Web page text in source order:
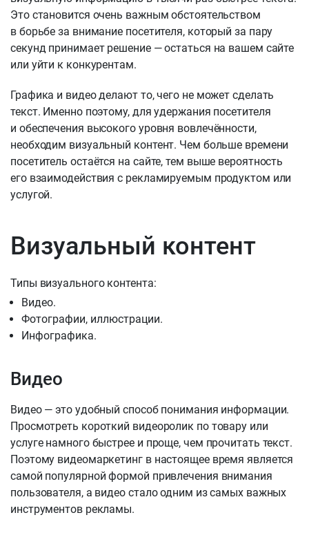
Это становится очень важным обстоятельством
в борьбе за внимание посетителя, который за пару
секунд принимает решение — остаться на вашем сайте
или уйти к конкурентам.
Графика и видео делают то, чего не может сделать
текст. Именно поэтому, для удержания посетителя
и обеспечения высокого уровня вовлечённости,
необходим визуальный контент. Чем больше времени
посетитель остаётся на сайте, тем выше вероятность
его взаимодействия с рекламируемым продуктом или
услугой.
Визуальный контент
Типы визуального контента:
Видео.
Фотографии, иллюстрации.
Инфографика.
Видео
Видео — это удобный способ понимания информации.
Просмотреть короткий видеоролик по товару или
услуге намного быстрее и проще, чем прочитать текст.
Поэтому видеомаркетинг в настоящее время является
самой популярной формой привлечения внимания
пользователя, а видео стало одним из самых важных
инструментов рекламы.